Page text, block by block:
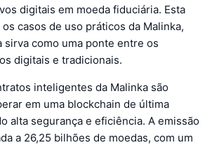
digitais em moeda fiduciária. Esta
casos de uso práticos da Malinka,
sirva como uma ponte entre os
digitais e tradicionais.
inteligentes da Malinka são
em uma blockchain de última
alta segurança e eficiência. A emissão
a 26,25 bilhões de moedas, com um